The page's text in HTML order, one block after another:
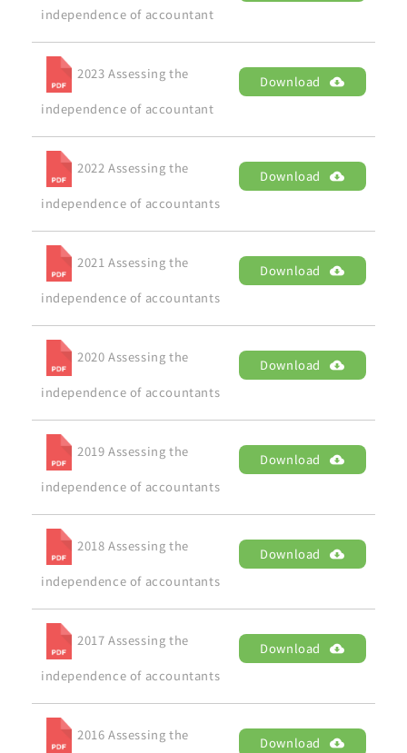
independence of accountant
2023 Assessing the
independence of accountant
Download
2022 Assessing the
independence of accountants
Download
2021 Assessing the
independence of accountants
Download
2020 Assessing the
independence of accountants
Download
2019 Assessing the
independence of accountants
Download
2018 Assessing the
independence of accountants
Download
2017 Assessing the
independence of accountants
Download
2016 Assessing the Download